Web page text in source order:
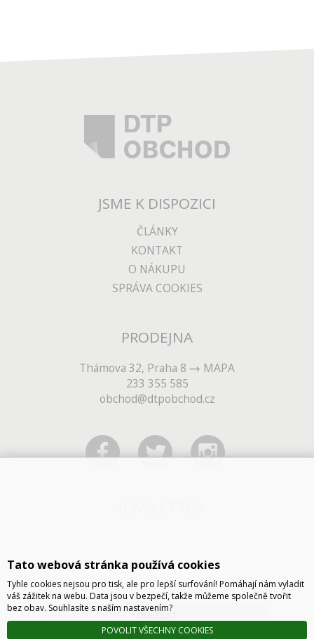
JSME K DISPOZICI
ČLÁNKY
KONTAKT
O NÁKUPU
SPRÁVA COOKIES
PRODEJNA
Thámova 32, Praha 8
MAPA
233 355 585
obchod@dtpobchod.cz
ODESLAT
Tato webová stránka používá cookies
Tyhle cookies nejsou pro tisk, ale pro lepší surfování! Pomáhají nám vyladit
váš zážitek na webu. Data jsou v bezpečí, takže můžeme společně tvořit
bez obav. Souhlasíte s naším nastavením?
POVOLIT VŠECHNY COOKIES